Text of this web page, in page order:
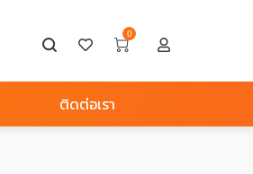
0
ติดต่อเรา